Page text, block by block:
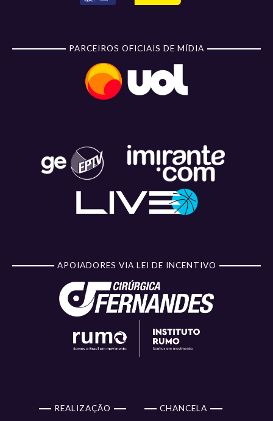
PARCEIROS OFICIAIS DE MÍDIA
APOIADORES VIA LEI DE INCENTIVO
REALIZAÇÃO CHANCELA